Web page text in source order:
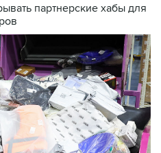
партнерские хабы для